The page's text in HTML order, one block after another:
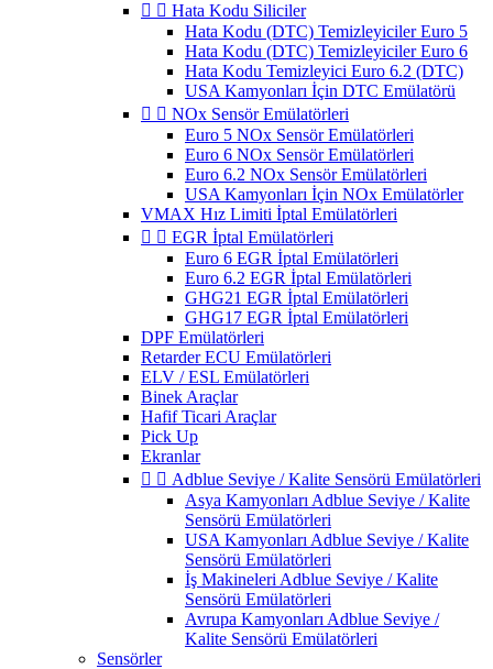
  Hata Kodu Siliciler
Hata Kodu (DTC) Temizleyiciler Euro 5
Hata Kodu (DTC) Temizleyiciler Euro 6
Hata Kodu Temizleyici Euro 6.2 (DTC)
USA Kamyonları İçin DTC Emülatörü
  NOx Sensör Emülatörleri
Euro 5 NOx Sensör Emülatörleri
Euro 6 NOx Sensör Emülatörleri
Euro 6.2 NOx Sensör Emülatörleri
USA Kamyonları İçin NOx Emülatörler
VMAX Hız Limiti İptal Emülatörleri
  EGR İptal Emülatörleri
Euro 6 EGR İptal Emülatörleri
Euro 6.2 EGR İptal Emülatörleri
GHG21 EGR İptal Emülatörleri
GHG17 EGR İptal Emülatörleri
DPF Emülatörleri
Retarder ECU Emülatörleri
ELV / ESL Emülatörleri
Binek Araçlar
Hafif Ticari Araçlar
Pick Up
Ekranlar
  Adblue Seviye / Kalite Sensörü Emülatörleri
Asya Kamyonları Adblue Seviye / Kalite
Sensörü Emülatörleri
USA Kamyonları Adblue Seviye / Kalite
Sensörü Emülatörleri
İş Makineleri Adblue Seviye / Kalite
Sensörü Emülatörleri
Avrupa Kamyonları Adblue Seviye /
Kalite Sensörü Emülatörleri
Sensörler